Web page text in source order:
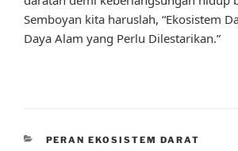
Semboyan kita haruslah, “Ekosistem
Daya Alam yang Perlu Dilestarikan.”
CATEGORIES
PERAN EKOSISTEM DARAT